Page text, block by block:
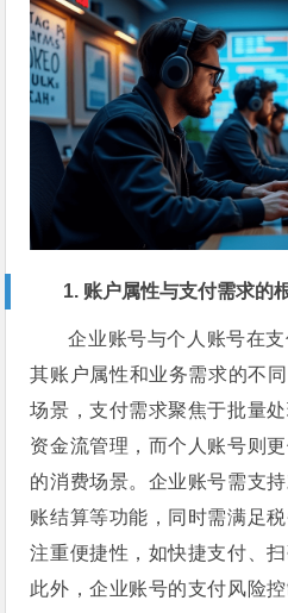
1. 账户属性与支付需求的
企业账号与个人账号在
其账户属性和业务需求的不
场景，支付需求聚焦于批量
资金流管理，而个人账号则
的消费场景。企业账号需支
账结算等功能，同时需满足
注重便捷性，如快捷支付、
此外，企业账号的支付风险